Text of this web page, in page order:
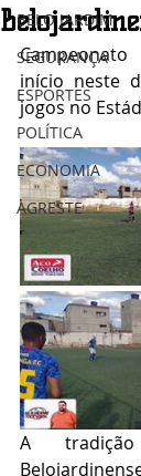
BELO JARDIM
SEGURANÇA
ESPORTES
POLÍTICA
ECONOMIA
AGRESTE
início neste
jogos no
A